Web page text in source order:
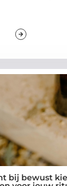
bij bewust